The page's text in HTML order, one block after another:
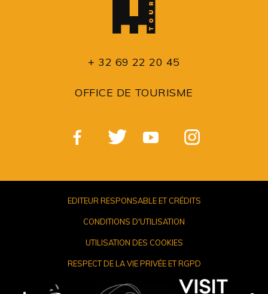
+ 32 69 22 20 45
OFFICE DE TOURISME
EDITEUR RESPONSABLE ET CRÉDITS
CONDITIONS D'UTILISATION
UTILISATION DES COOKIES
RESPECT DE LA VIE PRIVÉE ET RGPD